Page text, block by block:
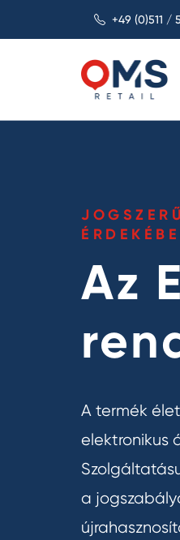
+49 (0)511 /
Az
A termék
elektronikus
a